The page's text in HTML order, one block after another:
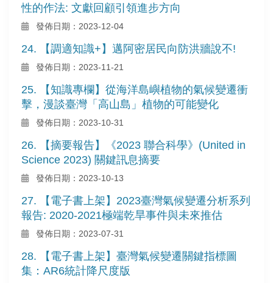
性的作法: 文獻回顧引領進步方向
發佈日期：2023-12-04
24. 【調適知識+】邁阿密居民向防洪牆說不!
發佈日期：2023-11-21
25. 【知識專欄】從海洋島嶼植物的氣候變遷衝
擊，漫談臺灣「高山島」植物的可能變化
發佈日期：2023-10-31
26. 【摘要報告】《2023 聯合科學》(United in
Science 2023) 關鍵訊息摘要
發佈日期：2023-10-13
27. 【電子書上架】2023臺灣氣候變遷分析系列
報告: 2020-2021極端乾旱事件與未來推估
發佈日期：2023-07-31
28. 【電子書上架】臺灣氣候變遷關鍵指標圖
集：AR6統計降尺度版